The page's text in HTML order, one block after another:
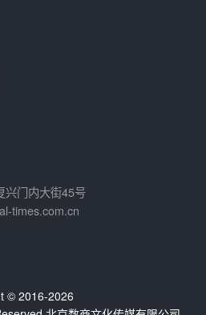
兴门内大街45号
times.com.cn
© 2016-2026